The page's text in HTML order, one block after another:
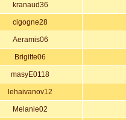
kranaud36
cigogne28
Aeramis06
Brigitte06
masyE0118
lehaivanov12
Melanie02